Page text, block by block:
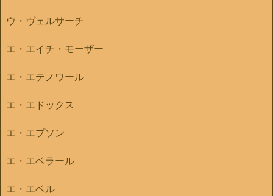
ウ・ヴェルサーチ
エ・エイチ・モーザー
エ・エテノワール
エ・エドックス
エ・エプソン
エ・エベラール
エ・エベル